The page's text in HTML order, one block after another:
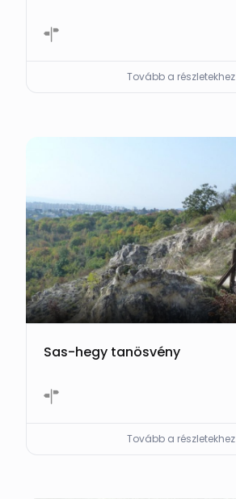
Tovább a részletekhez
Sas-hegy tanösvény
Tovább a részletekhez